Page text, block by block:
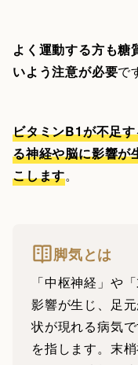
よく運動する方も糖
いよう注意が必要で
ビタミンB1が不足
る神経や脳に影響が
こします。
脚気とは
「中枢神経」や
影響が生じ、足
状が現れる病気
を指します。末